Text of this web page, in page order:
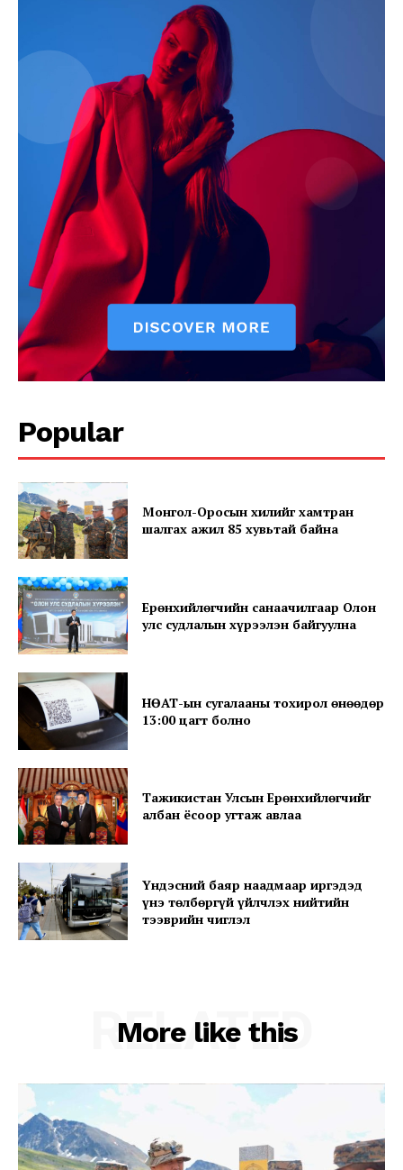
News Week
Magazine PRO
Company
About
Contact us
Subscription Plans
My account
Popular
Монгол-Оросын хилийг хамтран
шалгах ажил 85 хувьтай байна
Ерөнхийлөгчийн санаачилгаар Олон
улс судлалын хүрээлэн байгуулна
НӨАТ-ын сугалааны тохирол өнөөдөр
13:00 цагт болно
Тажикистан Улсын Ерөнхийлөгчийг
албан ёсоор угтаж авлаа
Үндэсний баяр наадмаар иргэдэд
үнэ төлбөргүй үйлчлэх нийтийн
тээврийн чиглэл
More like this
RELATED